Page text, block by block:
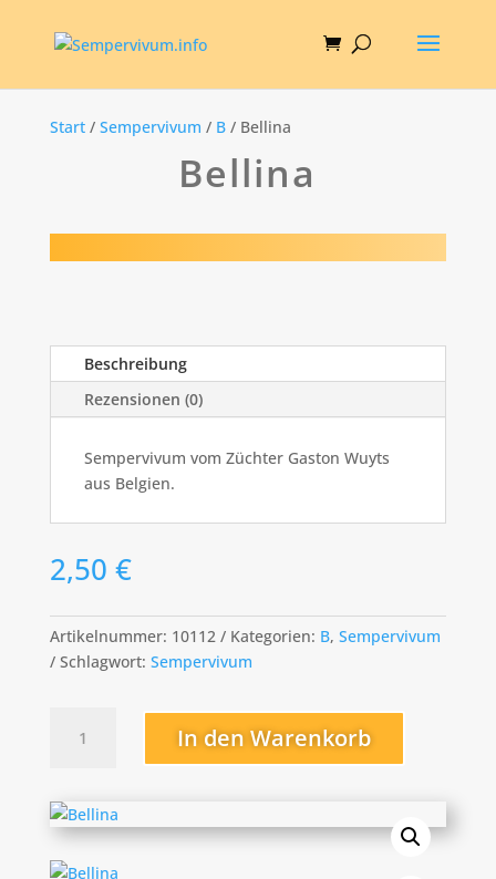
Start/ Sempervivum / B/ Bellina
Bellina
Beschreibung
Rezensionen (0)
Sempervivum vom Züchter Gaston Wuyts
aus Belgien.
2,50 €
Artikelnummer: 10112 Kategorien: B, Sempervivum
Schlagwort: Sempervivum
Menge
In den Warenkorb